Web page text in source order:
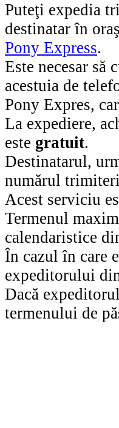
Puteţi expedia
destinatar în
Pony Express.
Este necesar
acestuia de
Pony Expres,
La expediere,
este gratuit.
Destinatarul,
numărul
Acest serviciu
Termenul
calendaristice
În cazul în care
expeditorului
Dacă expeditorul
termenului de